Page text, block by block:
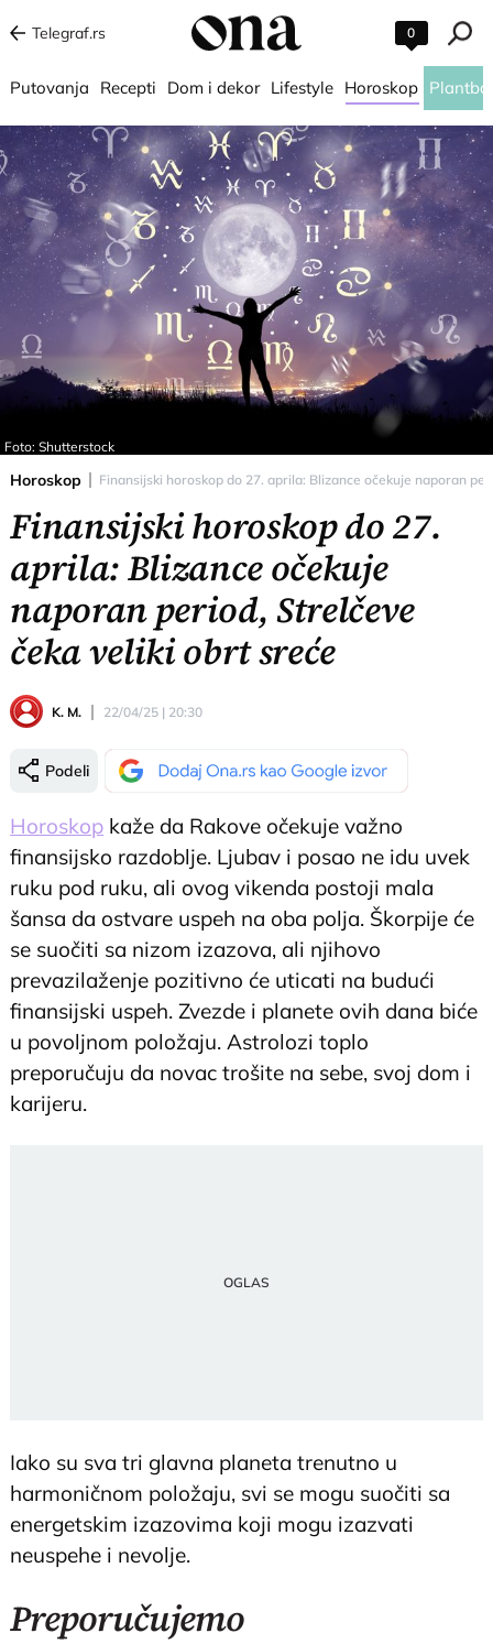
Telegraf.rs 0
Putovanja Recepti Dom i dekor Lifestyle Horoskop
Foto: Shutterstock
Horoskop Finansijski horoskop do 27. aprila: Blizance očekuje naporan
Finansijski horoskop do 27.
aprila: Blizance očekuje
naporan period, Strelčeve
čeka veliki obrt sreće
K. M. 22/04/25 | 20:30
Podeli
Horoskop kaže da Rakove očekuje važno
finansijsko razdoblje. Ljubav i posao ne idu uvek
ruku pod ruku, ali ovog vikenda postoji mala
šansa da ostvare uspeh na oba polja. Škorpije će
se suočiti sa nizom izazova, ali njihovo
prevazilaženje pozitivno će uticati na budući
finansijski uspeh. Zvezde i planete ovih dana biće
u povoljnom položaju. Astrolozi toplo
preporučuju da novac trošite na sebe, svoj dom i
karijeru.
Iako su sva tri glavna planeta trenutno u
harmoničnom položaju, svi se mogu suočiti sa
energetskim izazovima koji mogu izazvati
neuspehe i nevolje.
Preporučujemo